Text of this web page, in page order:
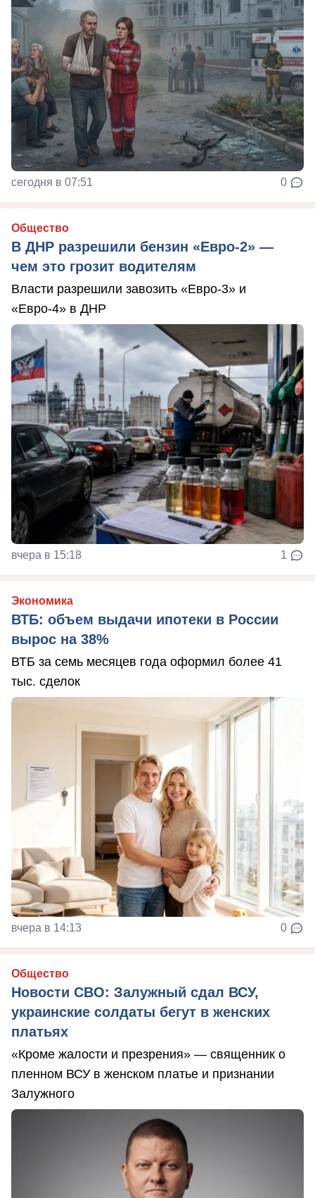
сегодня в 07:51 0
Общество
В ДНР разрешили бензин «Евро-2» —
чем это грозит водителям
Власти разрешили завозить «Евро-3» и
«Евро-4» в ДНР
вчера в 15:18 1
Экономика
ВТБ: объем выдачи ипотеки в России
вырос на 38%
ВТБ за семь месяцев года оформил более 41
тыс. сделок
вчера в 14:13 0
Общество
Новости СВО: Залужный сдал ВСУ,
украинские солдаты бегут в женских
платьях
«Кроме жалости и презрения» — священник о
пленном ВСУ в женском платье и признании
Залужного